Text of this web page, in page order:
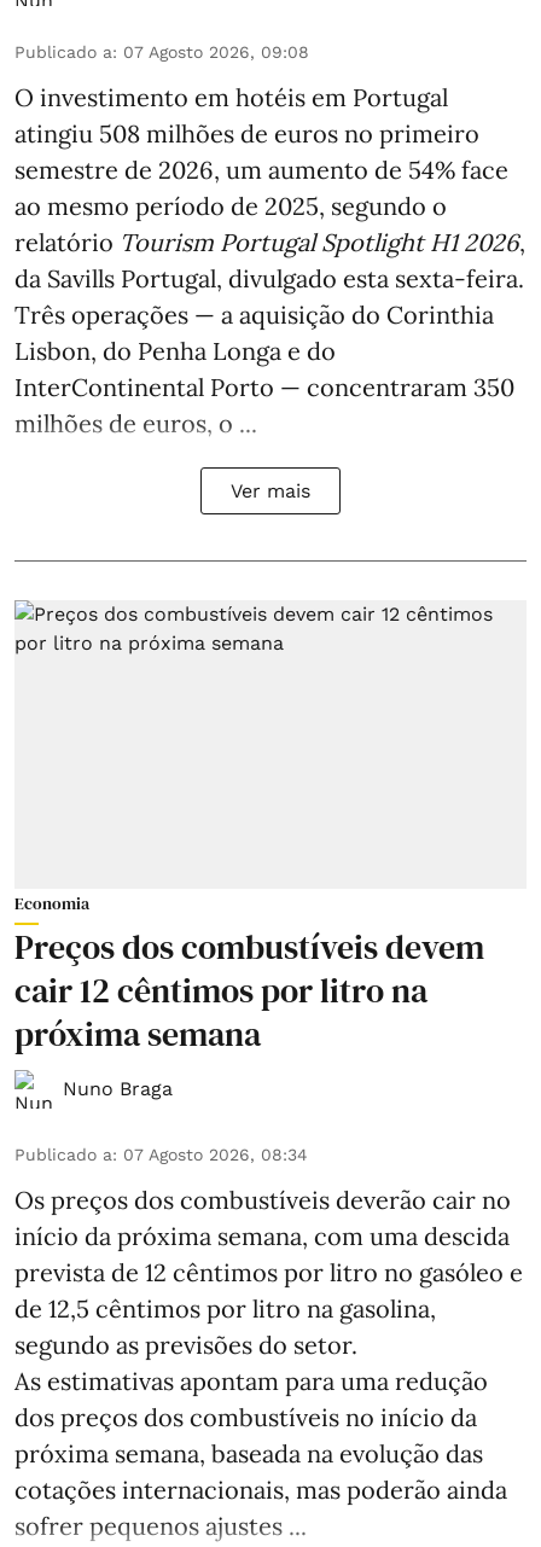
Publicado a: 07 Agosto 2026, 09:08
O investimento em hotéis em Portugal
atingiu 508 milhões de euros no primeiro
semestre de 2026, um aumento de 54% face
ao mesmo período de 2025, segundo o
relatório Tourism Portugal Spotlight H1 2026,
da Savills Portugal, divulgado esta sexta-feira.
Três operações — a aquisição do Corinthia
Lisbon, do Penha Longa e do
InterContinental Porto — concentraram 350
milhões de euros, o ...
Ver mais
Economia
Preços dos combustíveis devem
cair 12 cêntimos por litro na
próxima semana
Nuno Braga
Publicado a: 07 Agosto 2026, 08:34
Os preços dos combustíveis deverão cair no
início da próxima semana, com uma descida
prevista de 12 cêntimos por litro no gasóleo e
de 12,5 cêntimos por litro na gasolina,
segundo as previsões do setor.
As estimativas apontam para uma redução
dos preços dos combustíveis no início da
próxima semana, baseada na evolução das
cotações internacionais, mas poderão ainda
sofrer pequenos ajustes ...